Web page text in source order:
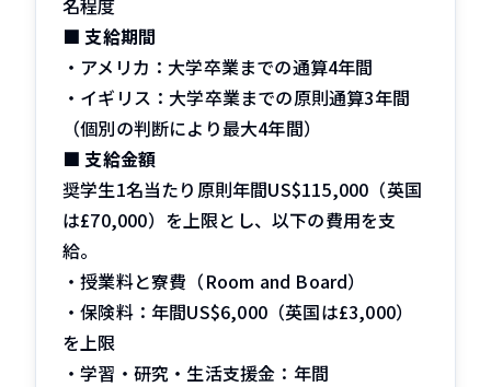
名程度
■支給期間
・アメリカ：大学卒業までの通算4年間
・イギリス：大学卒業までの原則通算3年間
（個別の判断により最大4年間）
■支給金額
奨学生1名当たり原則年間US$115,000（英国
は£70,000）を上限とし、以下の費用を支
給。
・授業料と寮費（Room and Board）
・保険料：年間US$6,000（英国は£3,000）
を上限
・学習・研究・生活支援金：年間